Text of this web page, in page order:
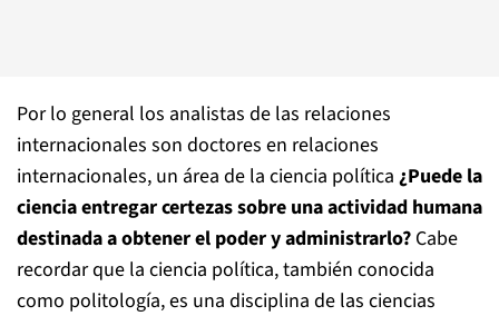
Por lo general los analistas de las relaciones
internacionales son doctores en relaciones
internacionales, un área de la ciencia política ¿Puede la
ciencia entregar certezas sobre una actividad humana
destinada a obtener el poder y administrarlo? Cabe
recordar que la ciencia política, también conocida
como politología, es una disciplina de las ciencias